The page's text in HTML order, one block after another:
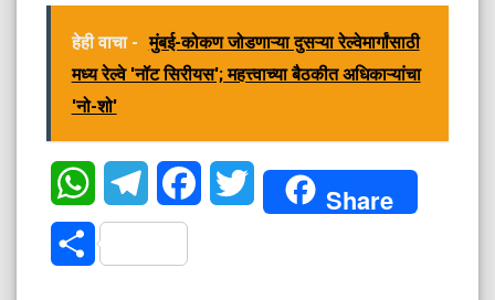
हेही वाचा - मुंबई-कोकण जोडणाऱ्या दुसऱ्या रेल्वेमार्गांसाठी
मध्य रेल्वे 'नॉट सिरीयस'; महत्त्वाच्या बैठकीत अधिकाऱ्यांचा
'नो-शो'
WhatsAppTelegramFacebookTwitter Share
Share